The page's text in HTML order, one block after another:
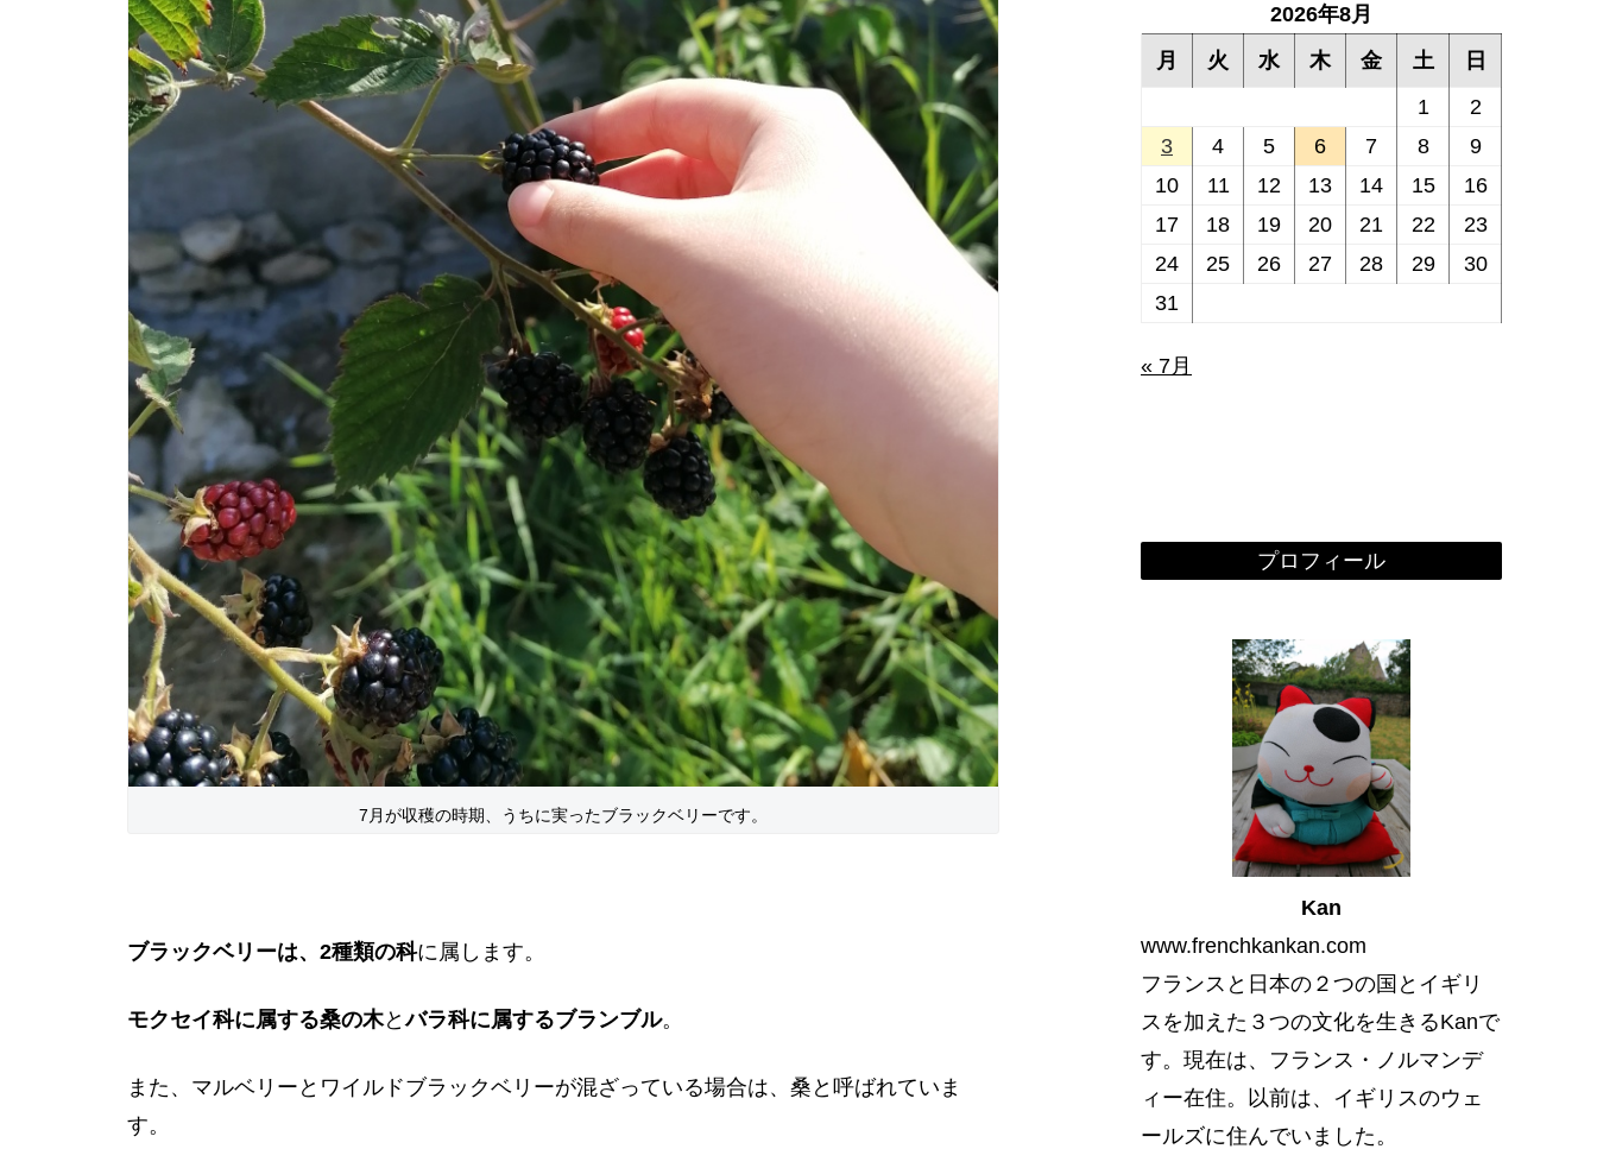
7月が収穫の時期、うちに実ったブラックベリーです。
ブラックベリーは、2種類の科に属します。
モクセイ科に属する桑の木とバラ科に属するブランブル。
また、マルベリーとワイルドブラックベリーが混ざっている場合は、桑と呼ばれていま
す。
2026年8月
月
火 水 木 金 土
日
1
2
3
4 5 6 7 8
9
10
11 12 13 14 15
16
17
18 19 20 21 22
23
24
25 26 27 28 29
30
31
« 7月
プロフィール
Kan
www.frenchkankan.com
フランスと日本の２つの国とイギリ
スを加えた３つの文化を生きるKanで
す。現在は、フランス・ノルマンデ
ィー在住。以前は、イギリスのウェ
ールズに住んでいました。